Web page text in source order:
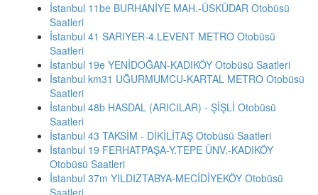
İstanbul 11be BURHANİYE MAH.-ÜSKÜDAR Otobüsü
Saatleri
İstanbul 41 SARIYER-4.LEVENT METRO Otobüsü
Saatleri
İstanbul 19e YENİDOĞAN-KADIKÖY Otobüsü Saatleri
İstanbul km31 UĞURMUMCU-KARTAL METRO Otobüsü
Saatleri
İstanbul 48b HASDAL (ARICILAR) - ŞİŞLİ Otobüsü
Saatleri
İstanbul 43 TAKSİM - DİKİLİTAŞ Otobüsü Saatleri
İstanbul 19 FERHATPAŞA-Y.TEPE ÜNV.-KADIKÖY
Otobüsü Saatleri
İstanbul 37m YILDIZTABYA-MECİDİYEKÖY Otobüsü
Saatleri